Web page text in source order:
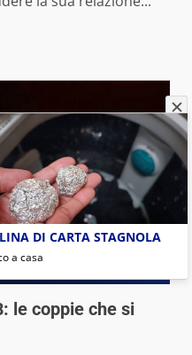
le coppie che si
DI CARTA STAGNOLA
a casa